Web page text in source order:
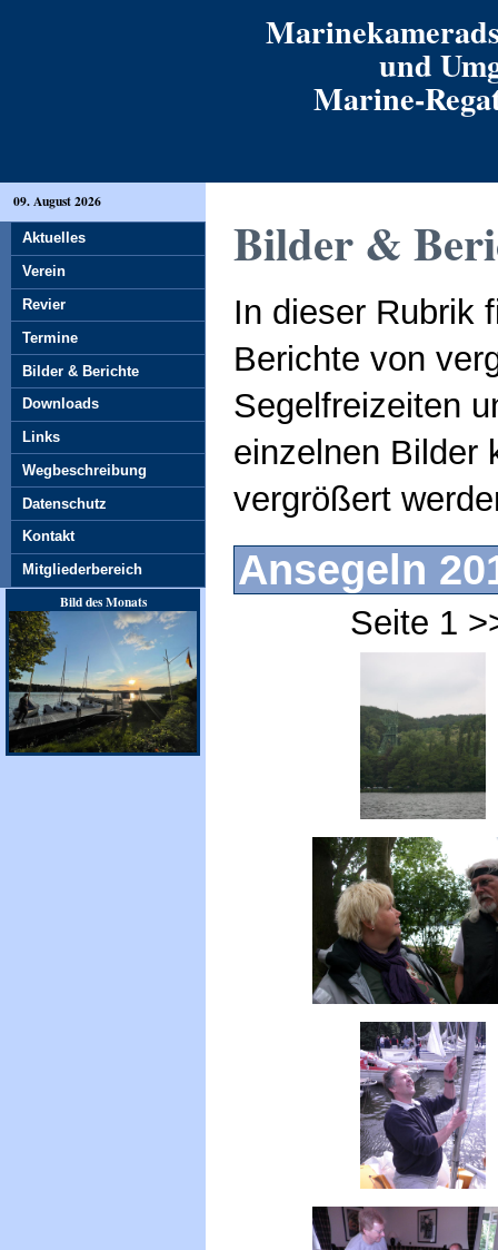
und
Marine-
Bilder &
In dieser Rubrik
Berichte von
Segelfreizeiten
einzelnen Bilder
vergrößert
Ansegeln
Seite 1
09. August 2026
Aktuelles
Verein
Revier
Termine
Bilder & Berichte
Downloads
Links
Wegbeschreibung
Datenschutz
Kontakt
Mitgliederbereich
Bild des Monats